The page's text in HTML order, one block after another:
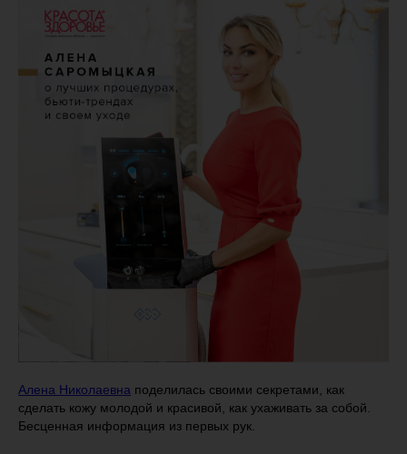
Алена Николаевна поделилась своими секретами, как
сделать кожу молодой и красивой, как ухаживать за собой.
Бесценная информация из первых рук.